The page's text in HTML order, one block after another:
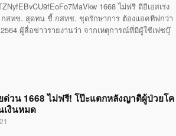
1668 ไม่ฟรี ดีอีเอสเร่ง
สทช. สุดทน ชี้ กสทช. ชุดรักษาการ ต้องแอคทีฟกว่า
ผู้สื่อข่าวรายงานว่า จากเหตุการณ์ที่มีผู้ใช้เฟซบุ๊
ด่วน 1668 ไม่ฟรี! โป๊ะแตกหลังญาติผู้ป่วยโค
เงินหมด